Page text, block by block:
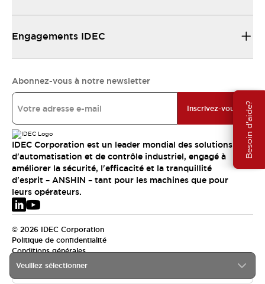
Besoin d'aide?
Veuillez sélectionner
Engagements IDEC
Abonnez-vous à notre newsletter
Inscrivez-vous
IDEC Corporation est un leader mondial des solutions
d'automatisation et de contrôle industriel, engagé à
améliorer la sécurité, l'efficacité et la tranquillité
d'esprit – ANSHIN – tant pour les machines que pour
leurs opérateurs.
© 2026 IDEC Corporation
Politique de confidentialité
Conditions générales
EMEA